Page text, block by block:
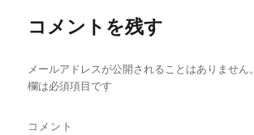
コメントを残す
メールアドレスが公開されることはありません。
欄は必須項目です
コメント